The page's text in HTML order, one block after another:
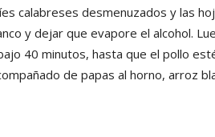
calabreses desmenuzados y las
y dejar que evapore el alcohol.
40 minutos, hasta que el pollo
de papas al horno, arroz